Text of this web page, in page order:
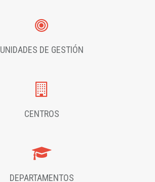
UNIDADES DE GESTIÓN
CENTROS
DEPARTAMENTOS